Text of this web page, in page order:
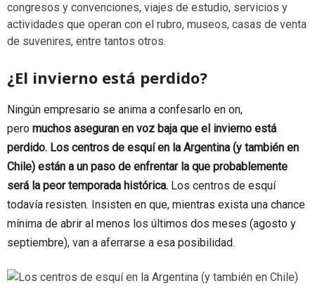
congresos y convenciones, viajes de estudio, servicios y
actividades que operan con el rubro, museos, casas de venta
de suvenires, entre tantos otros.
¿El invierno está perdido?
Ningún empresario se anima a confesarlo en on,
pero muchos aseguran en voz baja que el invierno está
perdido. Los centros de esquí en la Argentina (y también en
Chile) están a un paso de enfrentar la que probablemente
será la peor temporada histórica. Los centros de esquí
todavía resisten. Insisten en que, mientras exista una chance
mínima de abrir al menos los últimos dos meses (agosto y
septiembre), van a aferrarse a esa posibilidad.